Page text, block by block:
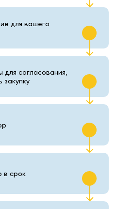
для вашего
для согласования,
в срок